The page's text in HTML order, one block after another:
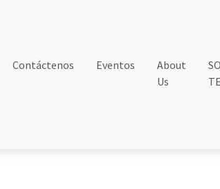
Contáctenos Eventos
About
Us